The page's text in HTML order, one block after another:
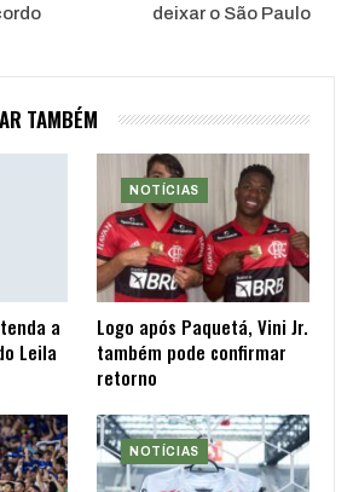
deixar o São Paulo
TAMBÉM
a
Leila
NOTÍCIAS
Logo após Paquetá, Vini Jr.
também pode confirmar
retorno
NOTÍCIAS